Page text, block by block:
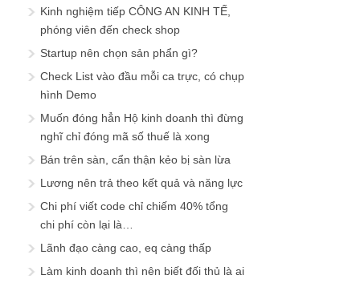
Kinh nghiệm tiếp CÔNG AN KINH TẾ,
phóng viên đến check shop
Startup nên chọn sản phẩn gì?
Check List vào đầu mỗi ca trực, có chụp
hình Demo
Muốn đóng hẳn Hộ kinh doanh thì đừng
nghĩ chỉ đóng mã số thuế là xong
Bán trên sàn, cẩn thận kẻo bị sàn lừa
Lương nên trả theo kết quả và năng lực
Chi phí viết code chỉ chiếm 40% tổng
chi phí còn lại là…
Lãnh đạo càng cao, eq càng thấp
Làm kinh doanh thì nên biết đối thủ là ai